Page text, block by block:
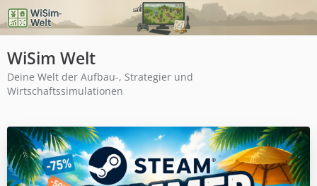
WiSim Welt
Deine Welt der Aufbau-, Strategier und
Wirtschaftssimulationen